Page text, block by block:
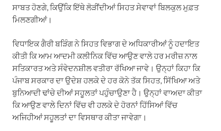
ਸਾਬਤ ਹੋਣਗੇ, ਕਿਉਂਕਿ ਇੱਥੇ ਲੋੜੀਂਦੀਆਂ ਸਿਹਤ ਸੇਵਾਵਾਂ ਬਿਲਕੁਲ ਮੁਫ਼ਤ
ਮਿਲਣਗੀਆਂ।
ਵਿਧਾਇਕ ਗੈਰੀ ਬੜਿੰਗ ਨੇ ਸਿਹਤ ਵਿਭਾਗ ਦੇ ਅਧਿਕਾਰੀਆਂ ਨੂੰ ਹਦਾਇਤ
ਕੀਤੀ ਕਿ ਆਮ ਆਦਮੀ ਕਲੀਨਿਕ ਵਿੱਚ ਆਉਣ ਵਾਲੇ ਹਰ ਮਰੀਜ਼ ਨਾਲ
ਸਤਿਕਾਰਤ ਅਤੇ ਸੰਵੇਦਨਸ਼ੀਲ ਵਤੀਰਾ ਰੱਖਿਆ ਜਾਵੇ। ਉਨ੍ਹਾਂ ਕਿਹਾ ਕਿ
ਪੰਜਾਬ ਸਰਕਾਰ ਦਾ ਉਦੇਸ਼ ਹਲਕੇ ਦੇ ਹਰ ਕੋਨੇ ਤੱਕ ਸਿਹਤ, ਸਿੱਖਿਆ ਅਤੇ
ਬੁਨਿਆਦੀ ਢਾਂਚੇ ਦੀਆਂ ਸਹੂਲਤਾਂ ਪਹੁੰਚਾਉਣਾ ਹੈ। ਉਨ੍ਹਾਂ ਵਾਅਦਾ ਕੀਤਾ
ਕਿ ਆਉਣ ਵਾਲੇ ਦਿਨਾਂ ਵਿੱਚ ਵੀ ਹਲਕੇ ਦੇ ਹੋਰਨਾਂ ਹਿੱਸਿਆਂ ਵਿੱਚ
ਅਜਿਹੀਆਂ ਸਹੂਲਤਾਂ ਦਾ ਵਿਸਥਾਰ ਕੀਤਾ ਜਾਵੇਗਾ।